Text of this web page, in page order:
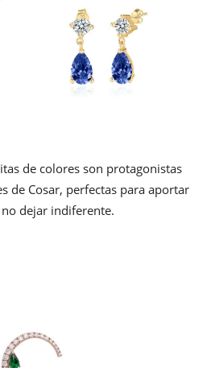
de colores son protagonistas
de Cosar, perfectas para aportar
dejar indiferente.